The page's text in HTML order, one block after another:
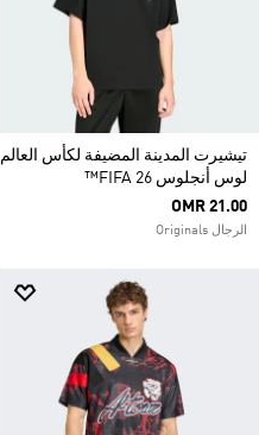
تيشيرت المدينة المضيفة لكأس العالم
لوس أنجلوس FIFA 26™
OMR 21.00
الرجال Originals